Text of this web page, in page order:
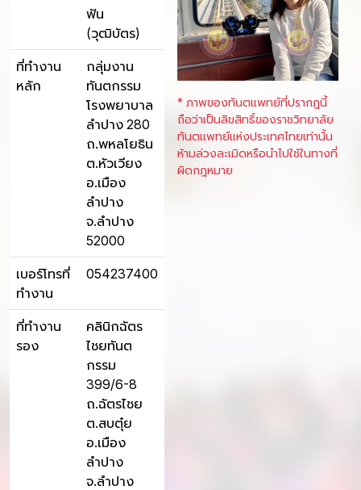
ฟัน
(วุฒิบัตร)
ที่ทำงาน
หลัก
กลุ่มงาน
ทันตกรรม
โรงพยาบาล
ลำปาง 280
ถ.พหลโยธิน
ต.หัวเวียง
อ.เมือง
ลำปาง
จ.ลำปาง
52000
เบอร์โทรที่
ทำงาน
054237400
ที่ทำงาน
รอง
คลินิกฉัตร
ไชยทันต
กรรม
399/6-8
ถ.ฉัตรไชย
ต.สบตุ๋ย
อ.เมือง
ลำปาง
จ.ลำปาง
* ภาพของทันตแพทย์ที่ปรากฎนี้
ถือว่าเป็นลิขสิทธิ์ของราชวิทยาลัย
ทันตแพทย์แห่งประเทศไทยเท่านั้น
ห้ามล่วงละเมิดหรือนำไปใช้ในทางที่
ผิดกฎหมาย